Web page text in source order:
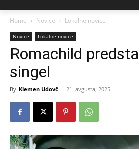
Home Novice Lokalne novice
Novice Lokalne novice
Romachild
singel
By Klemen Udovč - 21. avgusta, 2025